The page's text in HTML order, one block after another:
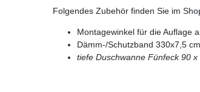
Folgendes Zubehör finden Sie im
Montagewinkel für die Auflage
Dämm-/Schutzband 330x7,5
tiefe Duschwanne Fünfeck 90 x